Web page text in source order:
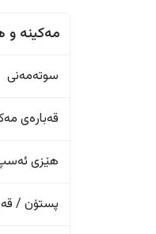
مەکینە و
سوتەمەنی
قەبارەی
هێزی
پستۆن /